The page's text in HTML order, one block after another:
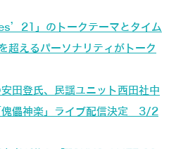
」のトークテーマとタイム
超えるパーソナリティがトーク
田登氏、民謡ユニット西田社中
傀儡神楽」ライブ配信決定 3/2